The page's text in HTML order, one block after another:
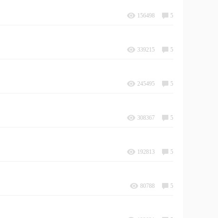
156498 5
339215 5
245495 5
308367 5
192813 5
80788 5